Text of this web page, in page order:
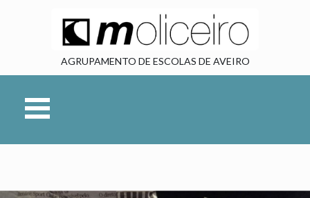
AGRUPAMENTO DE ESCOLAS DE AVEIRO